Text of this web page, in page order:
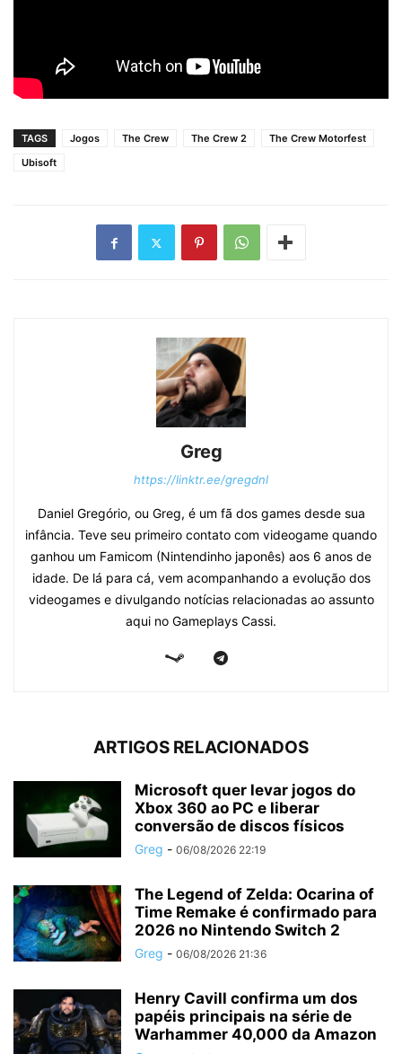
TAGS Jogos The Crew The Crew 2
The Crew Motorfest
Ubisoft
Greg
https://linktr.ee/gregdnl
Daniel Gregório, ou Greg, é um fã dos games desde sua
infância. Teve seu primeiro contato com videogame quando
ganhou um Famicom (Nintendinho japonês) aos 6 anos de
idade. De lá para cá, vem acompanhando a evolução dos
videogames e divulgando notícias relacionadas ao assunto
aqui no Gameplays Cassi.
ARTIGOS RELACIONADOS
Microsoft quer levar jogos do
Xbox 360 ao PC e liberar
conversão de discos físicos
Greg - 06/08/2026 22:19
The Legend of Zelda: Ocarina of
Time Remake é confirmado para
2026 no Nintendo Switch 2
Greg - 06/08/2026 21:36
Henry Cavill confirma um dos
papéis principais na série de
Warhammer 40,000 da Amazon